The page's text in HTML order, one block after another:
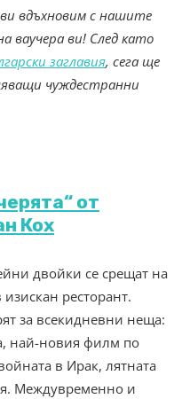
вдъхновим с нашите
ваучера ви! След като
заглавия, сега ще
чуждестранни
от
Кох
двойки се срещат на
изискан ресторант.
за всекидневни неща:
най-новия филм по
в Ирак, лятната
Междувременно и